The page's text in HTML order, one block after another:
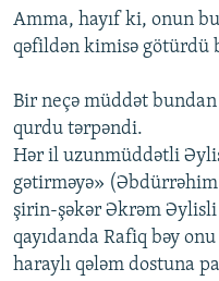
Amma, hayıf ki, onun
qəfildən kimisə götürdü
Bir neçə müddət
qurdu tərpəndi.
Hər il uzunmüddətli
gətirməyə»
şirin-şəkər Əkrəm Əylisli
qayıdanda Rafiq bəy
haraylı qələm dostuna